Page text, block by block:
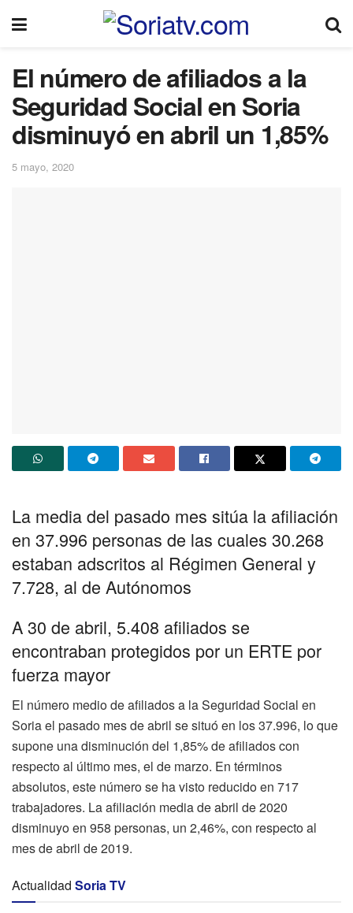
El número de afiliados a la
Seguridad Social en Soria
disminuyó en abril un 1,85%
5 mayo, 2020
La media del pasado mes sitúa la afiliación
en 37.996 personas de las cuales 30.268
estaban adscritos al Régimen General y
7.728, al de Autónomos
A 30 de abril, 5.408 afiliados se
encontraban protegidos por un ERTE por
fuerza mayor
El número medio de afiliados a la Seguridad Social en
Soria el pasado mes de abril se situó en los 37.996, lo que
supone una disminución del 1,85% de afiliados con
respecto al último mes, el de marzo. En términos
absolutos, este número se ha visto reducido en 717
trabajadores. La afiliación media de abril de 2020
disminuyo en 958 personas, un 2,46%, con respecto al
mes de abril de 2019.
Actualidad Soria TV